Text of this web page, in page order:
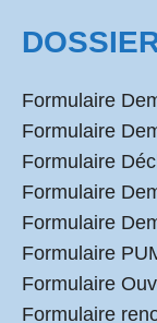
Formulaire
Formulaire
Formulaire
Formulaire
Formulaire
Formulaire
Formulaire
Formulaire